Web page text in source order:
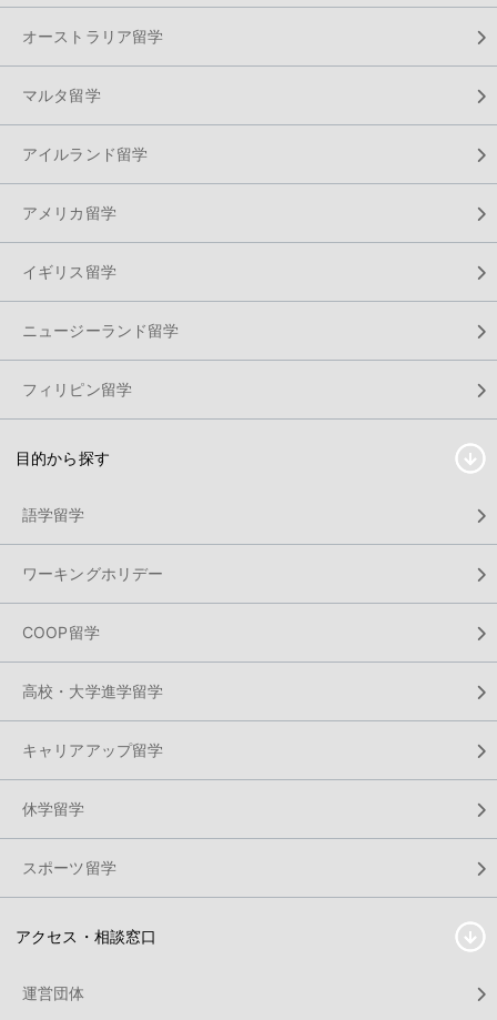
オーストラリア留学
マルタ留学
アイルランド留学
アメリカ留学
イギリス留学
ニュージーランド留学
フィリピン留学
目的から探す
語学留学
ワーキングホリデー
COOP留学
高校・大学進学留学
キャリアアップ留学
休学留学
スポーツ留学
アクセス・相談窓口
運営団体